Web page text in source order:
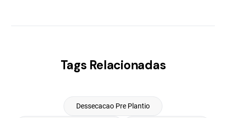
Tags Relacionadas
Dessecacao Pre Plantio